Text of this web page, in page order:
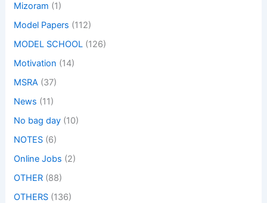
Mizoram (1)
Model Papers (112)
MODEL SCHOOL (126)
Motivation (14)
MSRA (37)
News (11)
No bag day (10)
NOTES (6)
Online Jobs (2)
OTHER (88)
OTHERS (136)